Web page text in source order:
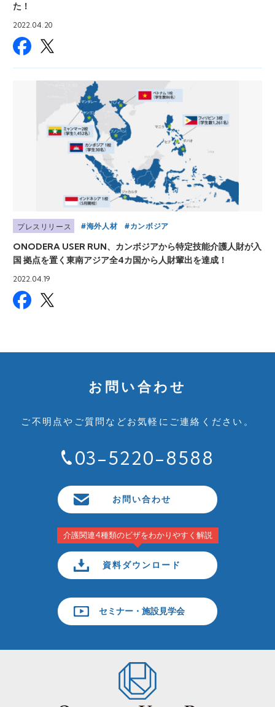
た！
2022.04.20
プレスリリース 海外人材 カンボジア
ONODERA USER RUN、カンボジアから特定技能介護人財が入
国 拠点を置く東南アジア全4カ国から人財輩出を達成！
2022.04.19
お問い合わせ
ご不明点やご質問などお気軽にご連絡ください。
03-5220-8588
お問い合わせ
介護関連4種類のビザをわかりやすく解説
資料ダウンロード
セミナー・施設見学会